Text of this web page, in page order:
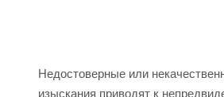
Недостоверные или
изыскания приводят к